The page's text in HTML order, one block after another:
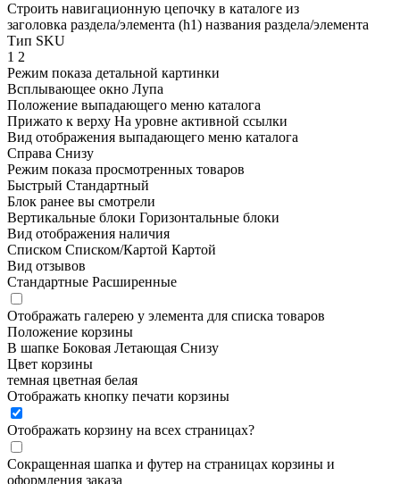
Строить навигационную цепочку в каталоге из
заголовка раздела/элемента (h1) названия раздела/элемента
Тип SKU
1 2
Режим показа детальной картинки
Всплывающее окно Лупа
Положение выпадающего меню каталога
Прижато к верху На уровне активной ссылки
Вид отображения выпадающего меню каталога
Справа Снизу
Режим показа просмотренных товаров
Быстрый Стандартный
Блок ранее вы смотрели
Вертикальные блоки Горизонтальные блоки
Вид отображения наличия
Списком Списком/Картой Картой
Вид отзывов
Стандартные Расширенные
Отображать галерею у элемента для списка товаров
Положение корзины
В шапке Боковая Летающая Снизу
Цвет корзины
темная цветная белая
Отображать кнопку печати корзины
Отображать корзину на всех страницах?
Сокращенная шапка и футер на страницах корзины и
оформления заказа